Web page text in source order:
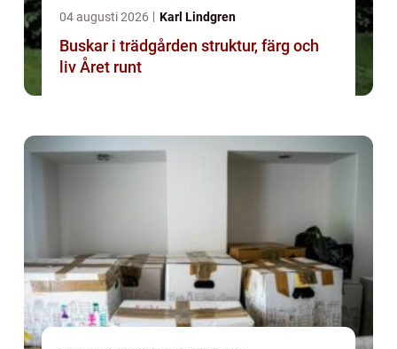
04 augusti 2026 Karl Lindgren
Buskar i trädgården struktur, färg och
liv Året runt